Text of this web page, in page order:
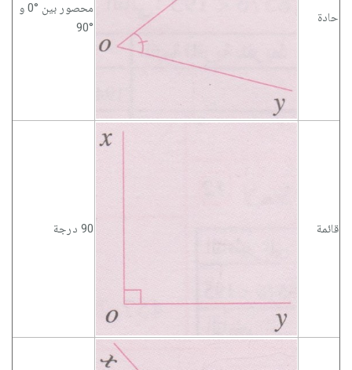
محصور بين °0 و
°90
حادة
90 درجة قائمة